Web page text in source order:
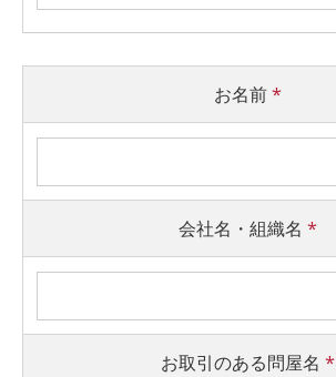
お名前*
会社名・組織名*
お取引のある問屋名*